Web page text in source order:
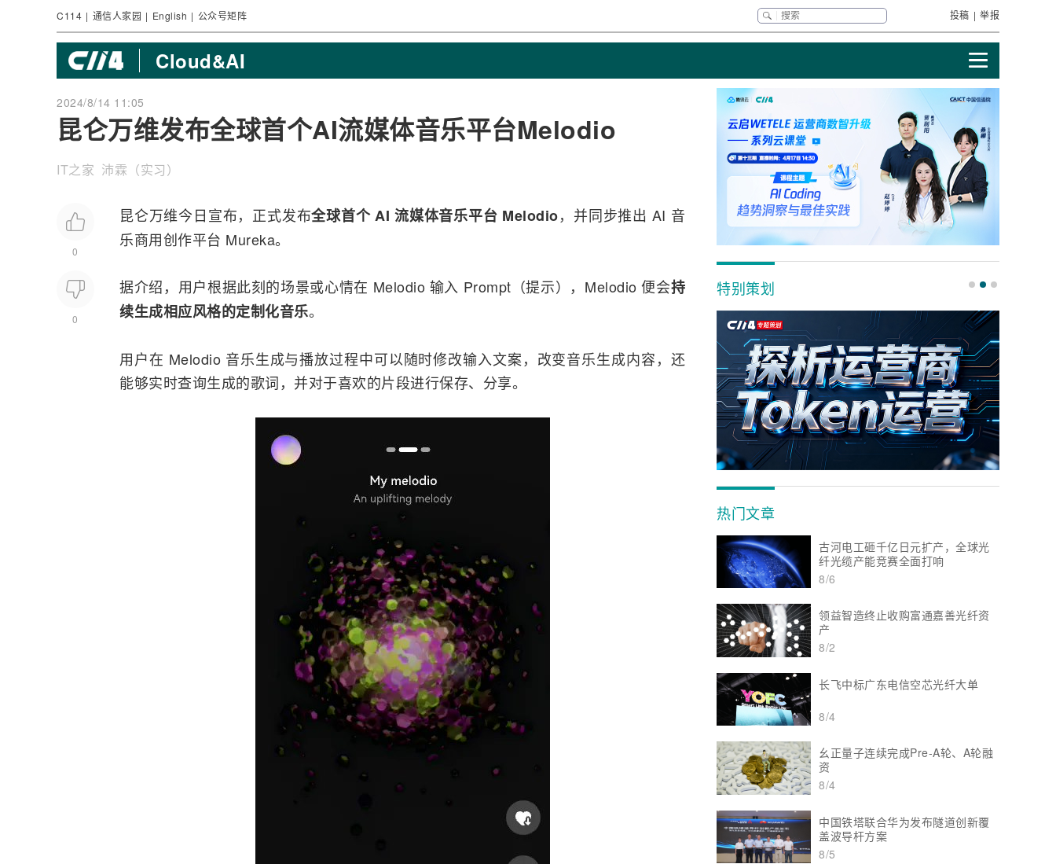
C114 | 通信人家园 | English | 公众号矩阵 投稿 | 举报
Cloud&AI
2024/8/14 11:05
昆仑万维发布全球首个AI流媒体音乐平台Melodio
IT之家 沛霖（实习）
0
0
昆仑万维今日宣布，正式发布全球首个AI 流媒体音乐平台 Melodio，并同步推出 AI 音
乐商用创作平台 Mureka。
据介绍，用户根据此刻的场景或心情在 Melodio 输入 Prompt（提示），Melodio 便会持
续生成相应风格的定制化音乐。
用户在 Melodio 音乐生成与播放过程中可以随时修改输入文案，改变音乐生成内容，还
能够实时查询生成的歌词，并对于喜欢的片段进行保存、分享。
特别策划
热门文章
古河电工砸千亿日元扩产，全球光
纤光缆产能竞赛全面打响
8/6
领益智造终止收购富通嘉善光纤资
产
8/2
长飞中标广东电信空芯光纤大单
8/4
幺正量子连续完成Pre-A轮、A轮融
资
8/4
中国铁塔联合华为发布隧道创新覆
盖波导杆方案
8/5